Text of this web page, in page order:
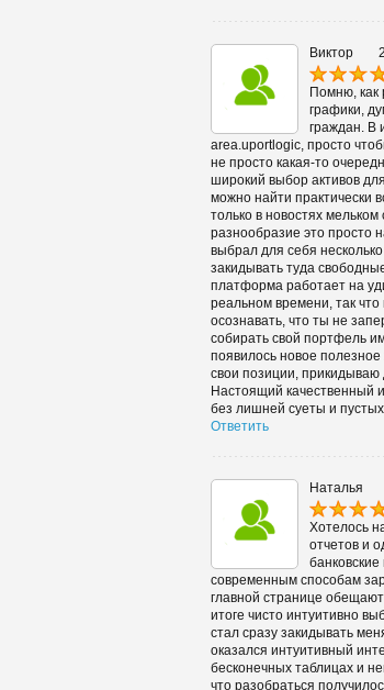
Виктор
Помню, как
графики,
граждан. В
area.uportlogic, просто
не просто какая-то
широкий выбор активов
можно найти практически
только в новостях
разнообразие это просто
выбрал для себя
закидывать туда
платформа работает на
реальном времени, так
осознавать, что ты не
собирать свой портфель
появилось новое
свои позиции,
Настоящий качественный
без лишней суеты и
Ответить
Наталья
Хотелось
отчетов и
современным способам
главной странице
итоге чисто интуитивно
стал сразу закидывать
оказался интуитивный
бесконечных таблицах и
что разобраться